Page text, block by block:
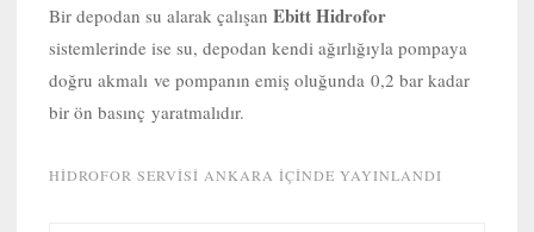
Bir depodan su alarak çalışan Ebitt Hidrofor
sistemlerinde ise su, depodan kendi ağırlığıyla pompaya
doğru akmalı ve pompanın emiş oluğunda 0,2 bar kadar
bir ön basınç yaratmalıdır.
HIDROFOR SERVISI ANKARA IÇINDE YAYINLANDI